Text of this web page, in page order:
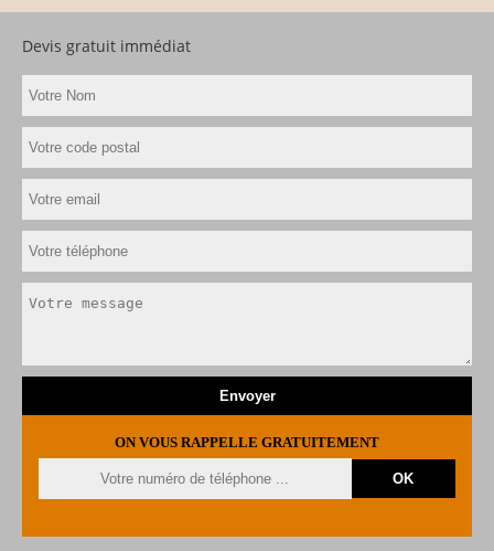
Devis gratuit immédiat
ON VOUS RAPPELLE GRATUITEMENT